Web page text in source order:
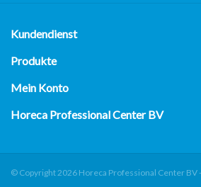
Kundendienst
Produkte
Mein Konto
Horeca Professional Center BV
© Copyright 2026 Horeca Professional Center BV